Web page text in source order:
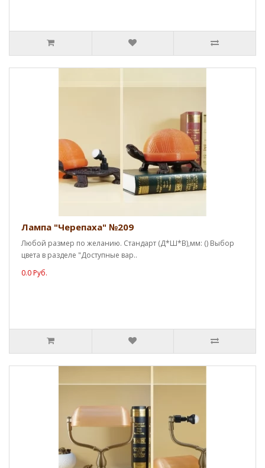
Лампа "Черепаха" №209
Любой размер по желанию. Стандарт (Д*Ш*В),мм: () Выбор
цвета в разделе "Доступные вар..
0.0 Руб.